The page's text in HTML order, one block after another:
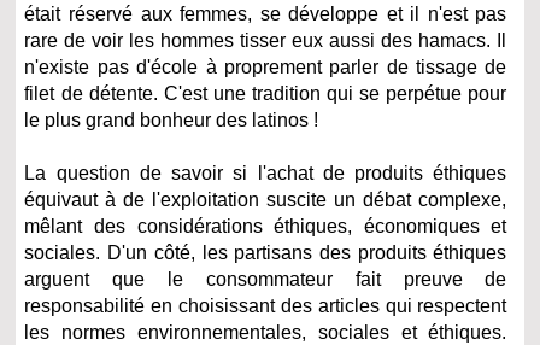
était réservé aux femmes, se développe et il n'est pas
rare de voir les hommes tisser eux aussi des hamacs. Il
n'existe pas d'école à proprement parler de tissage de
filet de détente. C'est une tradition qui se perpétue pour
le plus grand bonheur des latinos !
La question de savoir si l'achat de produits éthiques
équivaut à de l'exploitation suscite un débat complexe,
mêlant des considérations éthiques, économiques et
sociales. D'un côté, les partisans des produits éthiques
arguent que le consommateur fait preuve de
responsabilité en choisissant des articles qui respectent
les normes environnementales, sociales et éthiques.